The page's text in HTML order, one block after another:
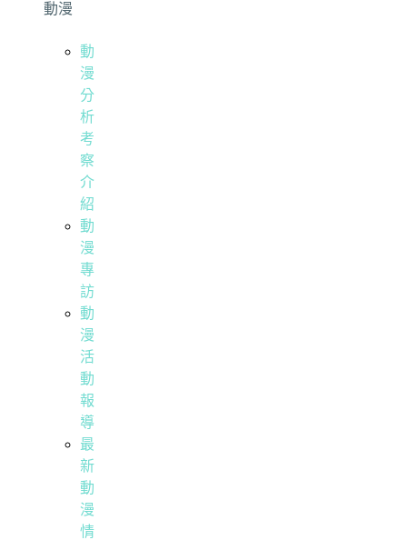
動漫
動
漫
分
析
考
察
介
紹
動
漫
專
訪
動
漫
活
動
報
導
最
新
動
漫
情